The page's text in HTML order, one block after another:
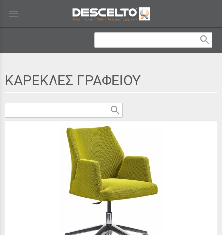
menu
search
ΚΑΡΕΚΛΕΣ ΓΡΑΦΕΙΟΥ
search